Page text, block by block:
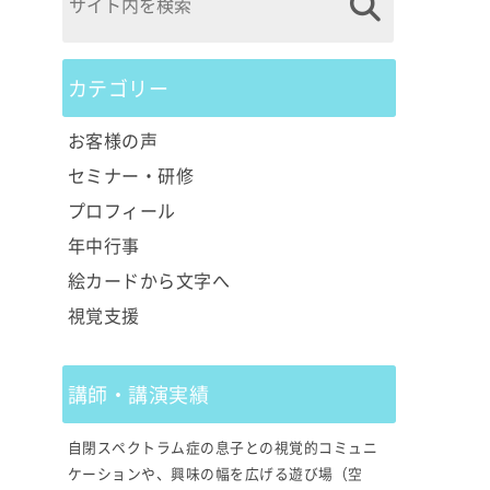
カテゴリー
お客様の声
セミナー・研修
プロフィール
年中行事
絵カードから文字へ
視覚支援
講師・講演実績
自閉スペクトラム症の息子との視覚的コミュニ
ケーションや、興味の幅を広げる遊び場（空